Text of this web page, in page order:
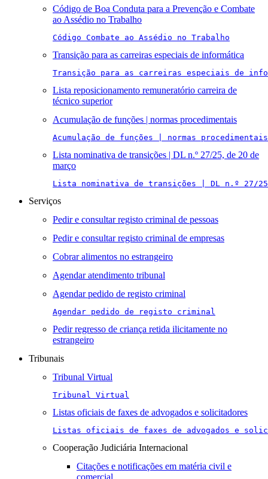
Código de Boa Conduta para a Prevenção e Combate
ao Assédio no Trabalho
Código Combate ao Assédio no Trabalho
Transição para as carreiras especiais de informática
Transição para as carreiras especiais de
Lista reposicionamento remuneratório carreira de
técnico superior
Acumulação de funções | normas procedimentais
Acumulação de funções | normas procedimentais
Lista nominativa de transições | DL n.º 27/25, de 20 de
março
Lista nominativa de transições | DL n.º 27/
Serviços
Pedir e consultar registo criminal de pessoas
Pedir e consultar registo criminal de empresas
Cobrar alimentos no estrangeiro
Agendar atendimento tribunal
Agendar pedido de registo criminal
Agendar pedido de registo criminal
Pedir regresso de criança retida ilicitamente no
estrangeiro
Tribunais
Tribunal Virtual
Tribunal Virtual
Listas oficiais de faxes de advogados e solicitadores
Listas oficiais de faxes de advogados e
Cooperação Judiciária Internacional
Citações e notificações em matéria civil e
comercial